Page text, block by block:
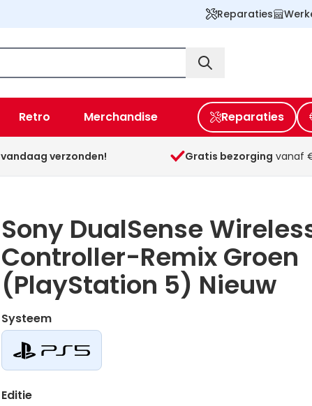
Reparaties
Retro Merchandise Reparaties
vandaag verzonden! Gratis bezorging vanaf
Sony DualSense
Controller-Remix Groen
(PlayStation 5) Nieuw
Systeem
Editie